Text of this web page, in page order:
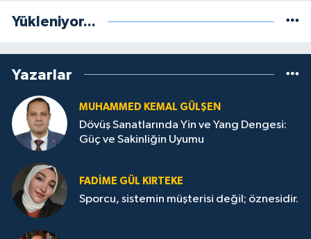
Yükleniyor...
Yazarlar
MUHAMMED KEMAL GÜLŞEN
Dövüş Sanatlarında Yin ve Yang Dengesi:
Güç ve Sakinliğin Uyumu
FADIME GÜL KIRTEKE
Sporcu, sistemin müşterisi değil; öznesidir.